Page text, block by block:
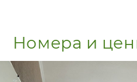
Номера и